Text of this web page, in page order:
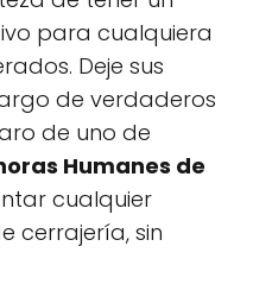
para cualquiera
Deje sus
de verdaderos
de uno de
Humanes de
cualquier
cerrajería, sin